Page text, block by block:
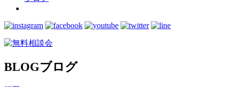
BLOGブログ